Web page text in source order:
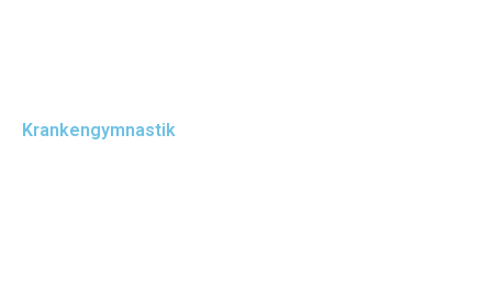
Krankengymnastik